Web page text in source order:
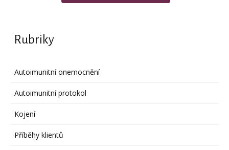
Rubriky
Autoimunitní onemocnění
Autoimunitní protokol
Kojení
Příběhy klientů